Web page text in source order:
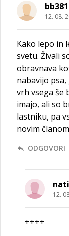
12. 08.
Kako lepo in
svetu. Živali
obravnava
nabavijo
vrh vsega še
imajo, ali so
lastniku, pa
novim
ODGOVORI
12.
++++